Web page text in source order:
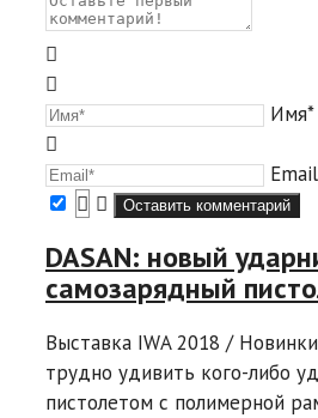
Имя*
DASAN: новый
самозарядный
Выставка IWA 2018 /
трудно удивить кого-либо
пистолетом с полимерной